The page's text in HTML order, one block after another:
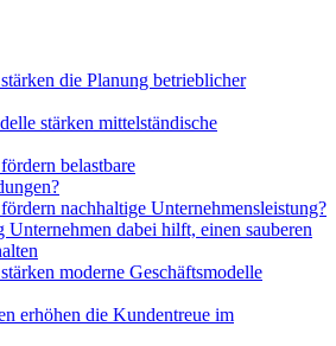
die Planung betrieblicher
stärken mittelständische
belastbare
nachhaltige Unternehmensleistung?
dabei hilft, einen sauberen
moderne Geschäftsmodelle
erhöhen die Kundentreue im